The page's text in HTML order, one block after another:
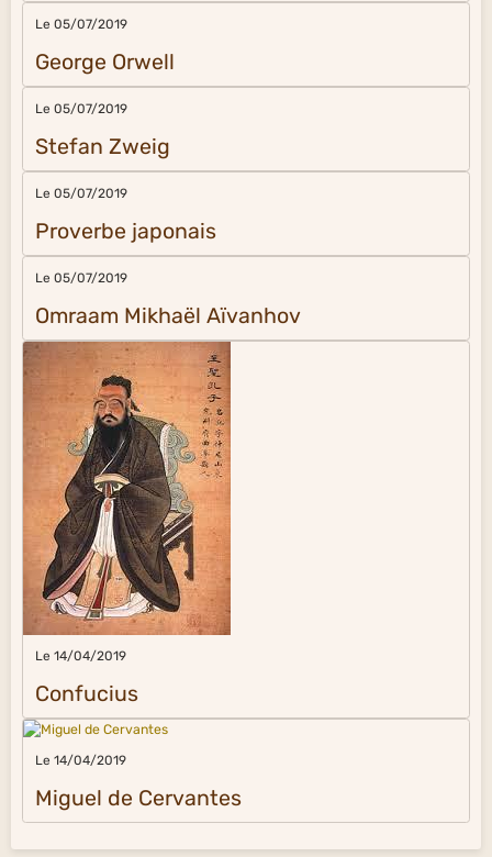
Le 05/07/2019
George Orwell
Le 05/07/2019
Stefan Zweig
Le 05/07/2019
Proverbe japonais
Le 05/07/2019
Omraam Mikhaël Aïvanhov
Le 14/04/2019
Confucius
Le 14/04/2019
Miguel de Cervantes